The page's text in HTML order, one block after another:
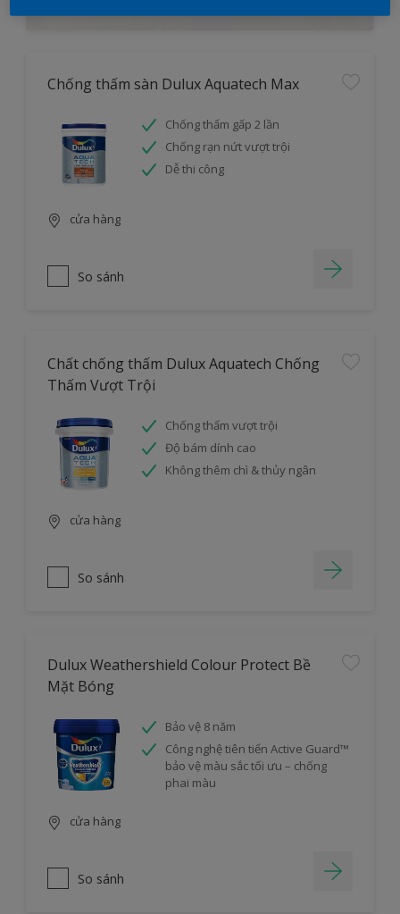
Chống thấm sàn Dulux Aquatech Max
Chống thấm gấp 2 lần
Chống rạn nứt vượt trội
Dễ thi công
cửa hàng
So sánh
Chất chống thấm Dulux Aquatech Chống
Thấm Vượt Trội
Chống thấm vượt trội
Độ bám dính cao
Không thêm chì & thủy ngân
cửa hàng
So sánh
Dulux Weathershield Colour Protect Bề
Mặt Bóng
Bảo vệ 8 năm
Công nghệ tiên tiến Active Guard™
bảo vệ màu sắc tối ưu – chống
phai màu
cửa hàng
So sánh